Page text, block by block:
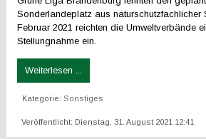
Sonderlandeplatz aus naturschutzfachlicher
Februar 2021 reichten die Umweltverbände
Stellungnahme ein.
Weiterlesen ...
Kategorie:Sonstiges
Veröffentlicht: Dienstag, 31. August 2021 12:41